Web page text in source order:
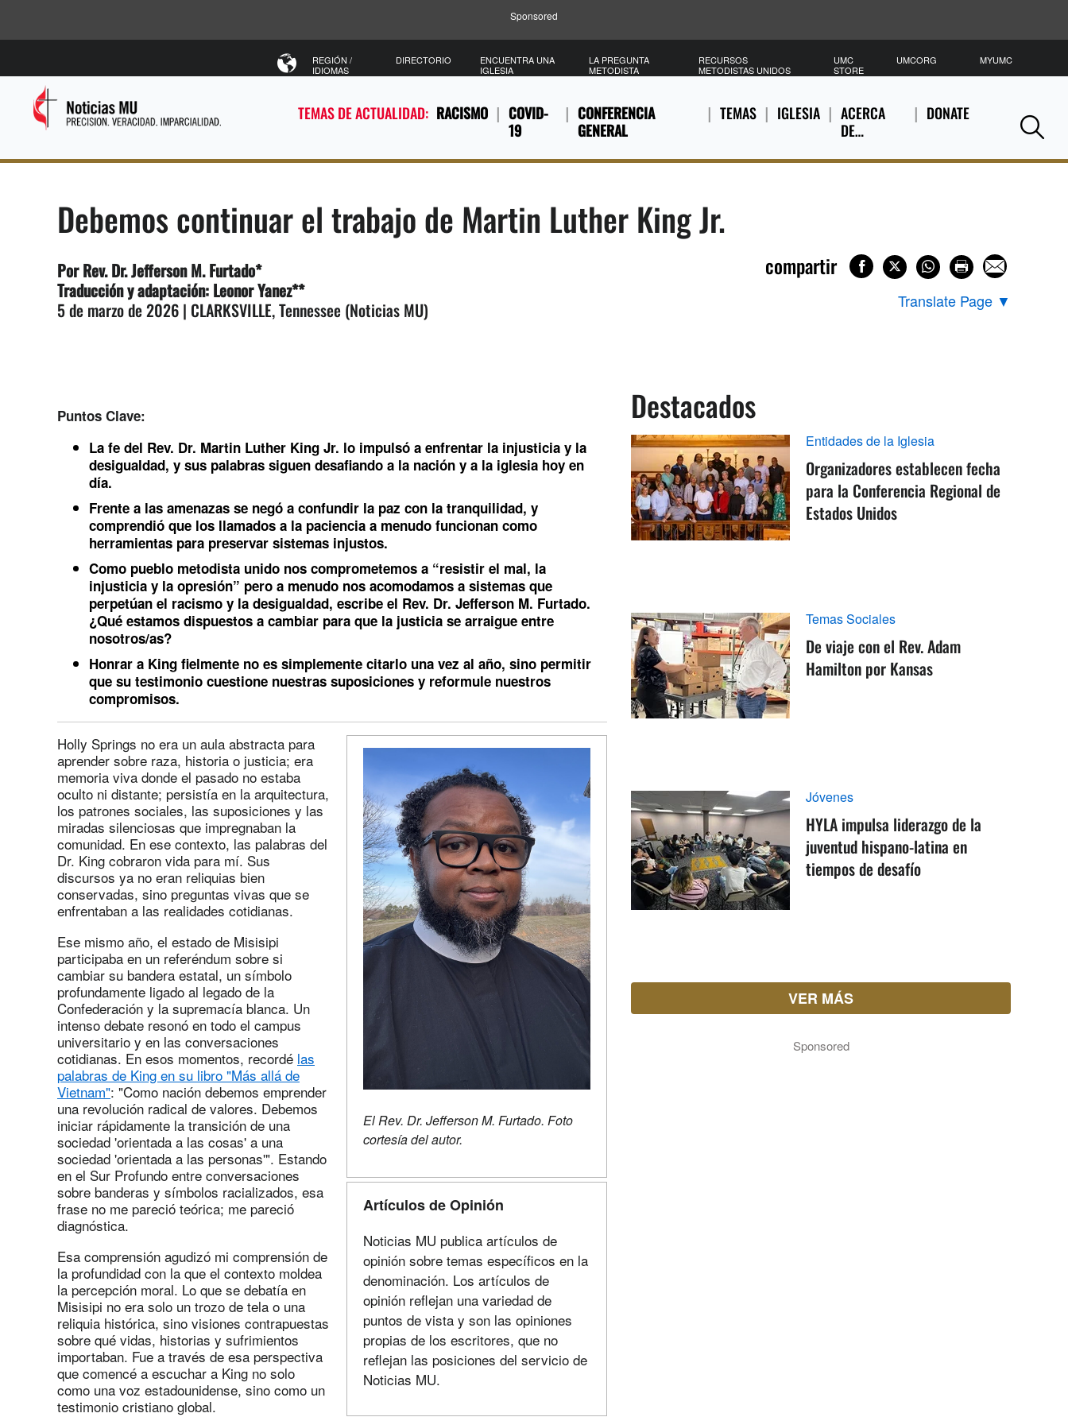
Sponsored
TEMAS DE ACTUALIDAD: RACISMO
COVID-
19
CONFERENCIA
GENERAL
TEMAS IGLESIA
ACERCA
DE…
DONATE
REGIÓN /
IDIOMAS
DIRECTORIO
ENCUENTRA UNA
IGLESIA
LA PREGUNTA
METODISTA
RECURSOS
METODISTAS UNIDOS
UMC
STORE
UMCORG MYUMC
Debemos continuar el trabajo de Martin Luther King Jr.
Por Rev. Dr. Jefferson M. Furtado*
Traducción y adaptación: Leonor Yanez**
5 de marzo de 2026 | CLARKSVILLE, Tennessee (Noticias MU)
compartir
Translate Page ▼
Puntos Clave:
La fe del Rev. Dr. Martin Luther King Jr. lo impulsó a enfrentar la injusticia y la
desigualdad, y sus palabras siguen desafiando a la nación y a la iglesia hoy en
día.
Frente a las amenazas se negó a confundir la paz con la tranquilidad, y
comprendió que los llamados a la paciencia a menudo funcionan como
herramientas para preservar sistemas injustos.
Como pueblo metodista unido nos comprometemos a “resistir el mal, la
injusticia y la opresión” pero a menudo nos acomodamos a sistemas que
perpetúan el racismo y la desigualdad, escribe el Rev. Dr. Jefferson M. Furtado.
¿Qué estamos dispuestos a cambiar para que la justicia se arraigue entre
nosotros/as?
Honrar a King fielmente no es simplemente citarlo una vez al año, sino permitir
que su testimonio cuestione nuestras suposiciones y reformule nuestros
compromisos.
El Rev. Dr. Jefferson M. Furtado. Foto
cortesía del autor.
Artículos de Opinión
Noticias MU publica artículos de
opinión sobre temas específicos en la
denominación. Los artículos de
opinión reflejan una variedad de
puntos de vista y son las opiniones
propias de los escritores, que no
reflejan las posiciones del servicio de
Noticias MU.
Holly Springs no era un aula abstracta para
aprender sobre raza, historia o justicia; era
memoria viva donde el pasado no estaba
oculto ni distante; persistía en la arquitectura,
los patrones sociales, las suposiciones y las
miradas silenciosas que impregnaban la
comunidad. En ese contexto, las palabras del
Dr. King cobraron vida para mí. Sus
discursos ya no eran reliquias bien
conservadas, sino preguntas vivas que se
enfrentaban a las realidades cotidianas.
Ese mismo año, el estado de Misisipi
participaba en un referéndum sobre si
cambiar su bandera estatal, un símbolo
profundamente ligado al legado de la
Confederación y la supremacía blanca. Un
intenso debate resonó en todo el campus
universitario y en las conversaciones
cotidianas. En esos momentos, recordé las
palabras de King en su libro "Más allá de
Vietnam": "Como nación debemos emprender
una revolución radical de valores. Debemos
iniciar rápidamente la transición de una
sociedad 'orientada a las cosas' a una
sociedad 'orientada a las personas'". Estando
en el Sur Profundo entre conversaciones
sobre banderas y símbolos racializados, esa
frase no me pareció teórica; me pareció
diagnóstica.
Esa comprensión agudizó mi comprensión de
la profundidad con la que el contexto moldea
la percepción moral. Lo que se debatía en
Misisipi no era solo un trozo de tela o una
reliquia histórica, sino visiones contrapuestas
sobre qué vidas, historias y sufrimientos
importaban. Fue a través de esa perspectiva
que comencé a escuchar a King no solo
como una voz estadounidense, sino como un
testimonio cristiano global.
Destacados
Entidades de la Iglesia
Organizadores establecen fecha
para la Conferencia Regional de
Estados Unidos
Temas Sociales
De viaje con el Rev. Adam
Hamilton por Kansas
Jóvenes
HYLA impulsa liderazgo de la
juventud hispano-latina en
tiempos de desafío
VER MÁS
Sponsored